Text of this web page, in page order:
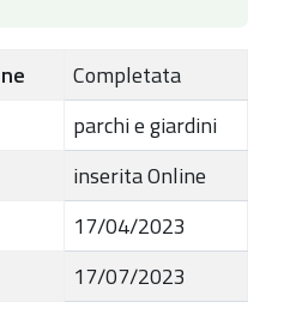
Completata
parchi e giardini
inserita Online
17/04/2023
17/07/2023